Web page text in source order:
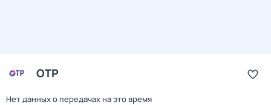
ОТР
Нет данных о передачах на это время